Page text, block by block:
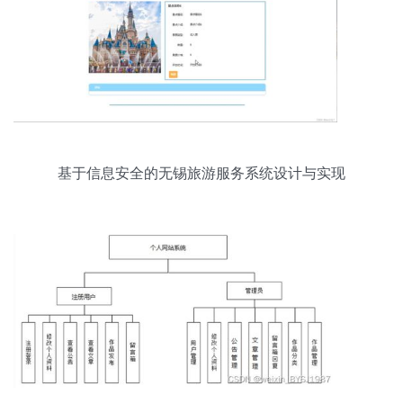
基于信息安全的无锡旅游服务系统设计与实现